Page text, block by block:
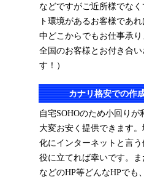
などですがご近所様でな
ト環境があるお客様であ
中どこからでもお仕事承
全国のお客様とお付き合
す！）
カナリ格安での作
自宅SOHOのため小回り
大変お安く提供できます
化にインターネットと言
役に立てれば幸いです。
などのHP等どんなHPでも